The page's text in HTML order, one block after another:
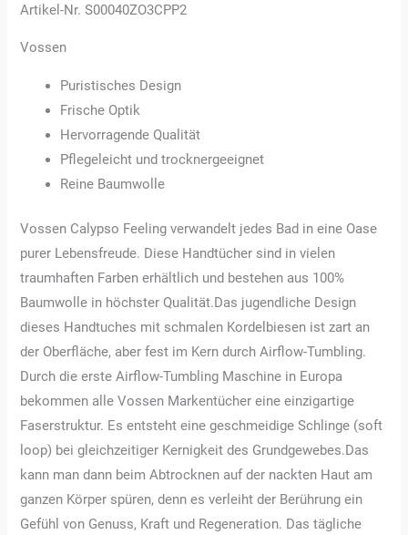
Artikel-Nr. S00040ZO3CPP2
Vossen
Puristisches Design
Frische Optik
Hervorragende Qualität
Pflegeleicht und trocknergeeignet
Reine Baumwolle
Vossen Calypso Feeling verwandelt jedes Bad in eine Oase
purer Lebensfreude. Diese Handtücher sind in vielen
traumhaften Farben erhältlich und bestehen aus 100%
Baumwolle in höchster Qualität.Das jugendliche Design
dieses Handtuches mit schmalen Kordelbiesen ist zart an
der Oberfläche, aber fest im Kern durch Airflow-Tumbling.
Durch die erste Airflow-Tumbling Maschine in Europa
bekommen alle Vossen Markentücher eine einzigartige
Faserstruktur. Es entsteht eine geschmeidige Schlinge (soft
loop) bei gleichzeitiger Kernigkeit des Grundgewebes.Das
kann man dann beim Abtrocknen auf der nackten Haut am
ganzen Körper spüren, denn es verleiht der Berührung ein
Gefühl von Genuss, Kraft und Regeneration. Das tägliche